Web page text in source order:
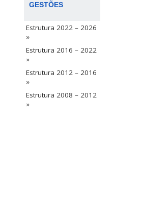
GESTÕES
Estrutura 2022 – 2026
»
Estrutura 2016 – 2022
»
Estrutura 2012 – 2016
»
Estrutura 2008 – 2012
»